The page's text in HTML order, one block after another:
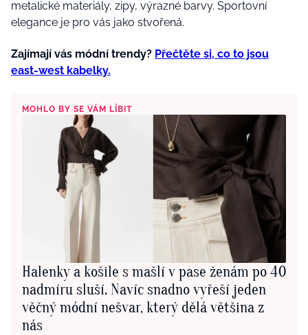
metalické materiály, zipy, výrazné barvy. Sportovní
elegance je pro vás jako stvořená.
Zajímají vás módní trendy? Přečtěte si, co to jsou
east-west kabelky.
MOHLO BY SE VÁM LÍBIT
Halenky a košile s mašlí v pase ženám po 40
nadmíru sluší. Navíc snadno vyřeší jeden
věčný módní nešvar, který dělá většina z
nás